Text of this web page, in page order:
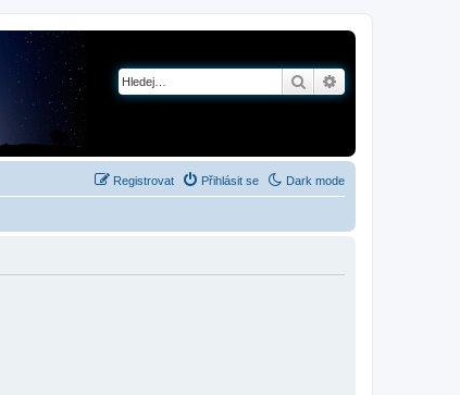
Hledat
Dark mode
Přihlásit se
Registrovat